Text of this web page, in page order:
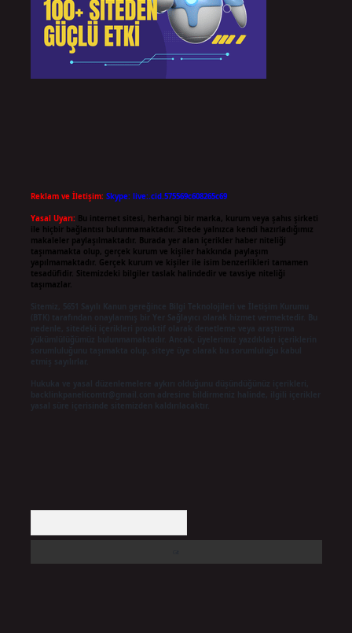
Reklam ve İletişim: Skype: live:.cid.575569c608265c69
Yasal Uyarı: Bu internet sitesi, herhangi bir marka, kurum veya şahıs şirketi
ile hiçbir bağlantısı bulunmamaktadır. Sitede yalnızca kendi hazırladığımız
makaleler paylaşılmaktadır. Burada yer alan içerikler haber niteliği
taşımamakta olup, gerçek kurum ve kişiler hakkında paylaşım
yapılmamaktadır. Gerçek kurum ve kişiler ile isim benzerlikleri tamamen
tesadüfidir. Sitemizdeki bilgiler taslak halindedir ve tavsiye niteliği
taşımazlar.
Sitemiz, 5651 Sayılı Kanun gereğince Bilgi Teknolojileri ve İletişim Kurumu
(BTK) tarafından onaylanmış bir Yer Sağlayıcı olarak hizmet vermektedir. Bu
nedenle, sitedeki içerikleri proaktif olarak denetleme veya araştırma
yükümlülüğümüz bulunmamaktadır. Ancak, üyelerimiz yazdıkları içeriklerin
Hukuka ve yasal düzenlemelere aykırı olduğunu düşündüğünüz içerikleri,